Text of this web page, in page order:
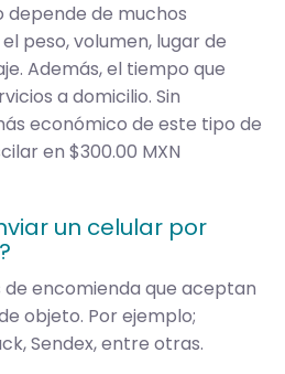
depende de muchos
peso, volumen, lugar de
Además, el tiempo que
a domicilio. Sin
económico de este tipo de
en $300.00 MXN
un celular por
encomienda que aceptan
objeto. Por ejemplo;
Sendex, entre otras.